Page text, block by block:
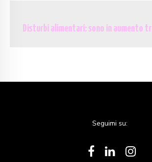
Disturbi alimentari: sono in aumento
Seguimi su: